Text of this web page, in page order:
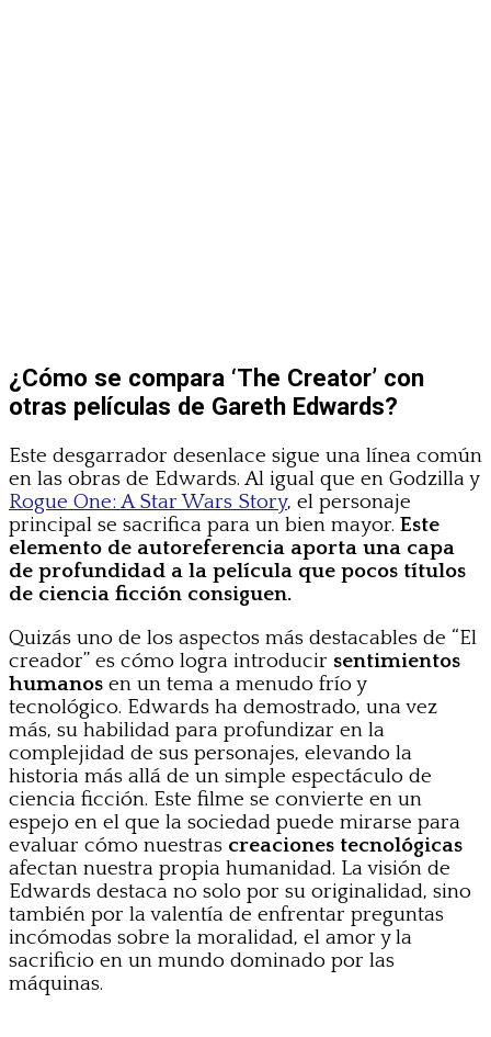
¿Cómo se compara ‘The Creator’ con
otras películas de Gareth Edwards?
Este desgarrador desenlace sigue una línea común
en las obras de Edwards. Al igual que en Godzilla y
Rogue One: A Star Wars Story, el personaje
principal se sacrifica para un bien mayor. Este
elemento de autoreferencia aporta una capa
de profundidad a la película que pocos títulos
de ciencia ficción consiguen.
Quizás uno de los aspectos más destacables de “El
creador” es cómo logra introducir sentimientos
humanos en un tema a menudo frío y
tecnológico. Edwards ha demostrado, una vez
más, su habilidad para profundizar en la
complejidad de sus personajes, elevando la
historia más allá de un simple espectáculo de
ciencia ficción. Este filme se convierte en un
espejo en el que la sociedad puede mirarse para
evaluar cómo nuestras creaciones tecnológicas
afectan nuestra propia humanidad. La visión de
Edwards destaca no solo por su originalidad, sino
también por la valentía de enfrentar preguntas
incómodas sobre la moralidad, el amor y la
sacrificio en un mundo dominado por las
máquinas.